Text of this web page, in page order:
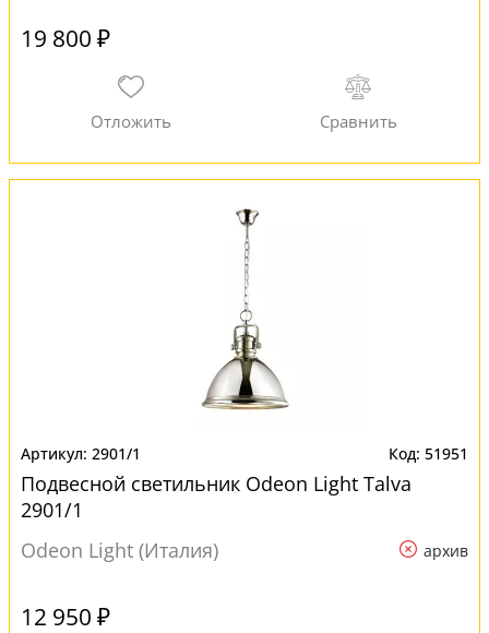
19 800 ₽
2901/1 51951
Подвесной светильник Odeon Light Talva
2901/1
Odeon Light (Италия)
архив
12 950 ₽